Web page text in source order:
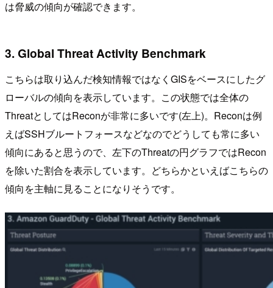
は脅威の傾向が確認できます。
3. Global Threat Activity Benchmark
こちらは取り込んだ検知情報ではなくGISをベースにしたグ
ローバルの傾向を表示しています。この状態では全体の
ThreatとしてはReconが非常に多いです(左上)。Reconは例
えばSSHブルートフォースなどなのでどうしても常に多い
傾向にあると思うので、左下のThreatの円グラフではRecon
を除いた割合を表示しています。どちらかといえばこちらの
傾向を主軸に見ることになりそうです。